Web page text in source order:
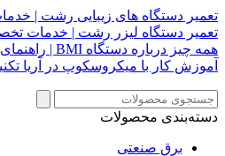
تعمیر دستگاه های زیبایی رشت |
تعمیر دستگاه لیزر رشت | خدمات
همه چیز درباره دستگاه BMI | راهنمای خرید، فروش و قیمت دستگاه بی ام ای
آموزش کار با میکروسکوپ در آریا
دسته‌بندی محصولات
برق صنعتی